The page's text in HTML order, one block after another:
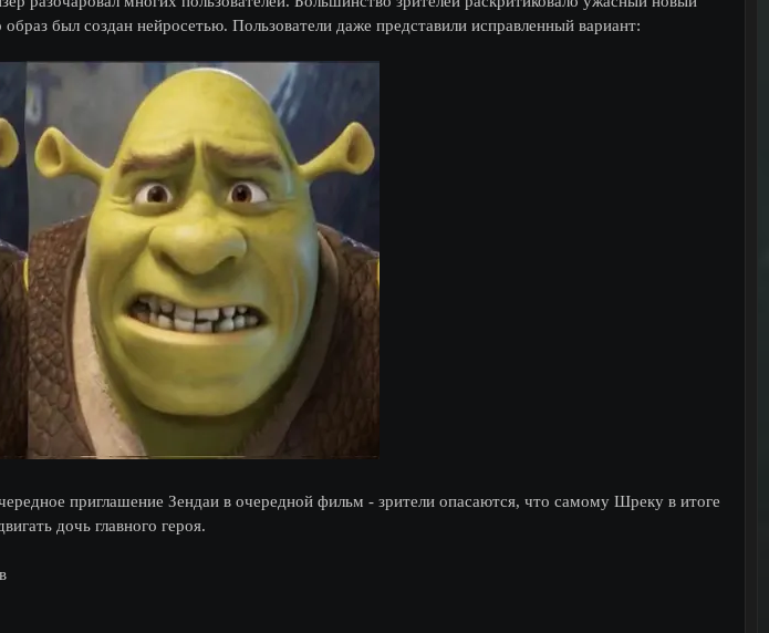
был создан нейросетью. Пользователи даже представили исправленный вариант:
приглашение Зендаи в очередной фильм - зрители опасаются, что самому Шреку в итоге
дочь главного героя.